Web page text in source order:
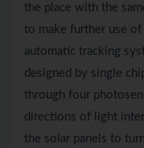
the place with the
to make further use
automatic tracking
designed by single
through four
directions of light
the solar panels to